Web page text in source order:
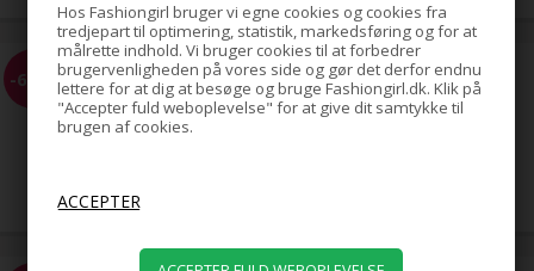
Hos Fashiongirl bruger vi egne cookies og cookies fra
tredjepart til optimering, statistik, markedsføring og for at
målrette indhold. Vi bruger cookies til at forbedrer
brugervenligheden på vores side og gør det derfor endnu
lettere for at dig at besøge og bruge Fashiongirl.dk. Klik på
"Accepter fuld weboplevelse" for at give dit samtykke til
brugen af cookies.
-68% EZ Combs elastisk hårkam -
Guld